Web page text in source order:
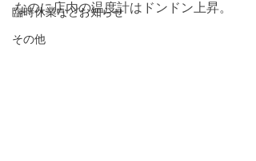
臨時休業などお知らせ
その他
なのに店内の温度計はドンドン上昇。